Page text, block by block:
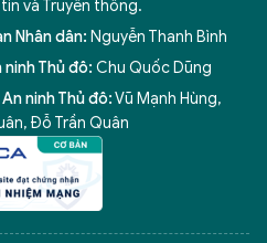
và Truyền thông.
Nhân dân: Nguyễn Thanh Bình
Thủ đô: Chu Quốc Dũng
ninh Thủ đô:Vũ Mạnh Hùng,
, Đỗ Trần Quân
giải pháp xử lý điểm nghẽn của